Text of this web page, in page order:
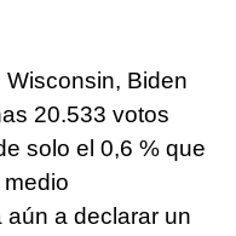
Biden
20.533 votos
solo el 0,6 % que
a declarar un